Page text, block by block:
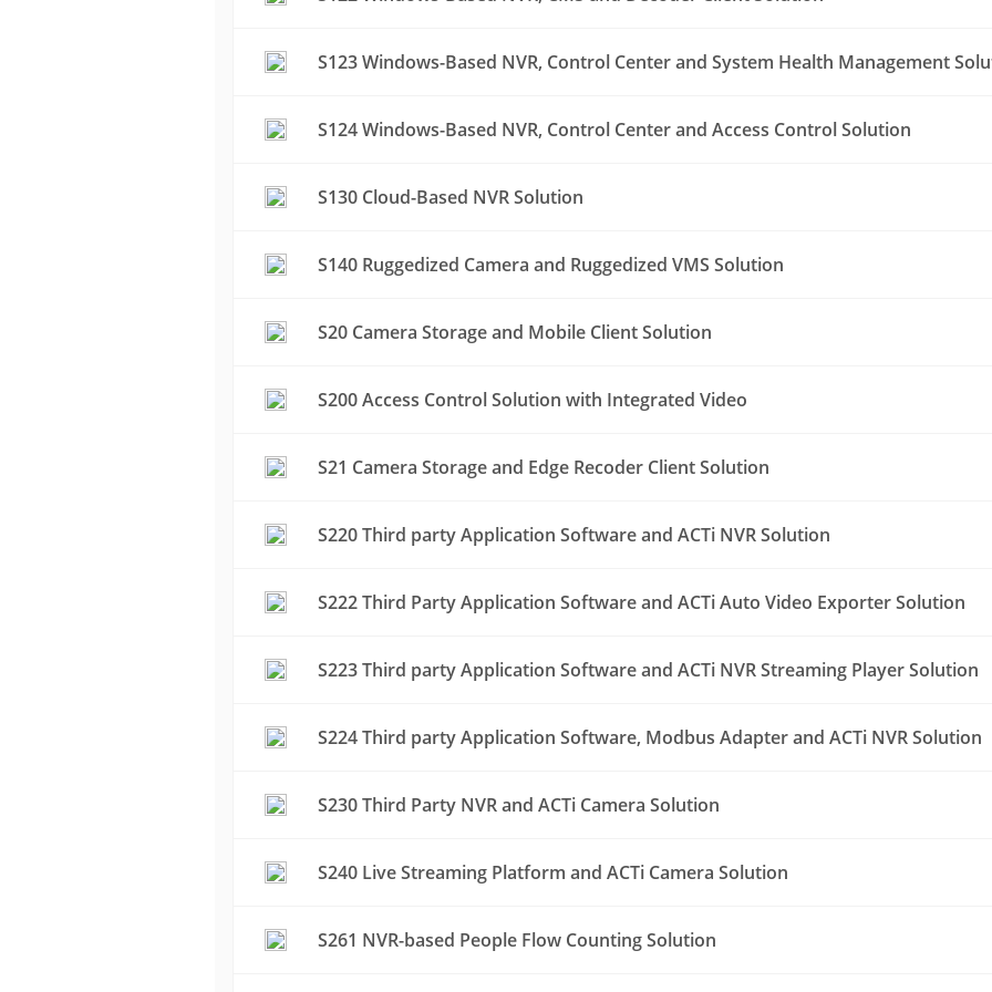
S123 Windows-Based NVR, Control Center and System Health Management
S124 Windows-Based NVR, Control Center and Access Control Solution
S130 Cloud-Based NVR Solution
S140 Ruggedized Camera and Ruggedized VMS Solution
S20 Camera Storage and Mobile Client Solution
S200 Access Control Solution with Integrated Video
S21 Camera Storage and Edge Recoder Client Solution
S220 Third party Application Software and ACTi NVR Solution
S222 Third Party Application Software and ACTi Auto Video Exporter Solution
S223 Third party Application Software and ACTi NVR Streaming Player Solution
S224 Third party Application Software, Modbus Adapter and ACTi NVR Solution
S230 Third Party NVR and ACTi Camera Solution
S240 Live Streaming Platform and ACTi Camera Solution
S261 NVR-based People Flow Counting Solution